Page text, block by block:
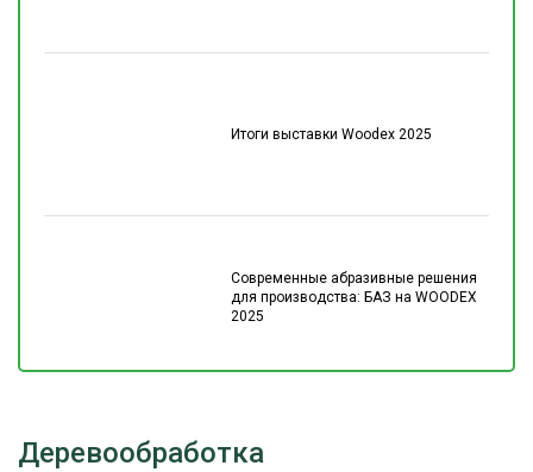
Итоги выставки Woodex 2025
Современные абразивные решения
для производства: БАЗ на WOODEX
2025
Деревообработка